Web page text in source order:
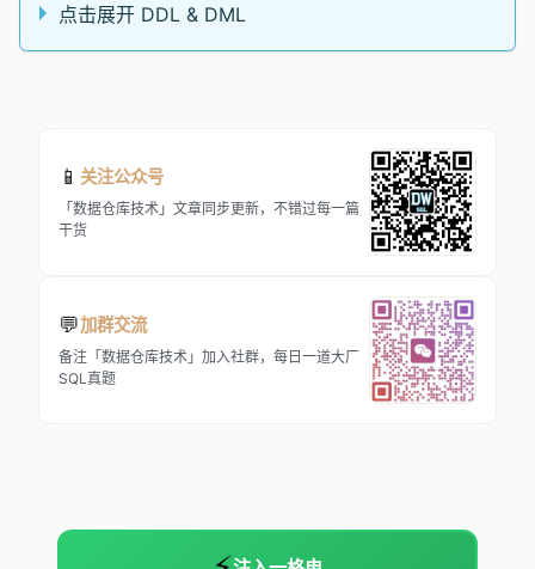
点击展开 DDL & DML
📱 关注公众号
「数据仓库技术」文章同步更新，不错过每一篇
干货
💬加群交流
备注「数据仓库技术」加入社群，每日一道大厂
SQL真题